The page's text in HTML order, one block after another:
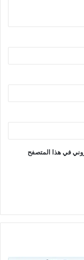
في هذا المتصفح